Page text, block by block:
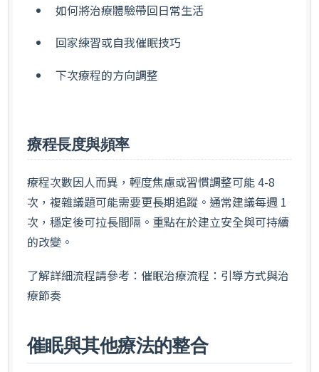
如何將治療體驗帶回日常生活
回家練習或自我催眠技巧
下次療程的方向調整
療程長度與頻率
療程次數因人而異，輕度焦慮或習慣調整可能 4-8
次，複雜議題可能需要更長期追蹤。通常建議每週 1
次，穩定後可拉長間隔。重點在於建立安全與可持續
的改變。
了解詳細流程請參考：催眠治療流程：引導方式與治
療節奏
催眠與其他療法的整合